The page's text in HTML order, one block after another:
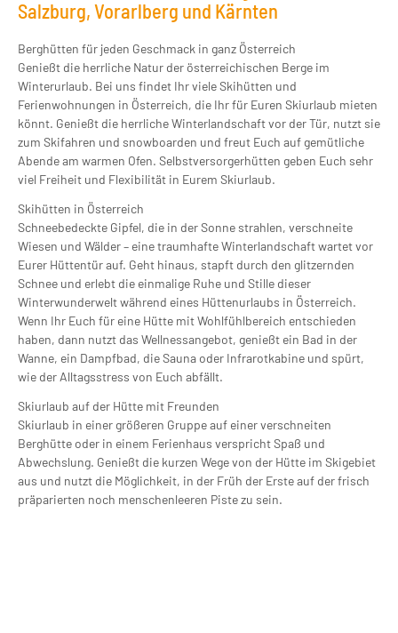
Salzburg, Vorarlberg und Kärnten
Berghütten für jeden Geschmack in ganz Österreich
Genießt die herrliche Natur der österreichischen Berge im
Winterurlaub. Bei uns findet Ihr viele Skihütten und
Ferienwohnungen in Österreich, die Ihr für Euren Skiurlaub mieten
könnt. Genießt die herrliche Winterlandschaft vor der Tür, nutzt sie
zum Skifahren und snowboarden und freut Euch auf gemütliche
Abende am warmen Ofen. Selbstversorgerhütten geben Euch sehr
viel Freiheit und Flexibilität in Eurem Skiurlaub.
Skihütten in Österreich
Schneebedeckte Gipfel, die in der Sonne strahlen, verschneite
Wiesen und Wälder – eine traumhafte Winterlandschaft wartet vor
Eurer Hüttentür auf. Geht hinaus, stapft durch den glitzernden
Schnee und erlebt die einmalige Ruhe und Stille dieser
Winterwunderwelt während eines Hüttenurlaubs in Österreich.
Wenn Ihr Euch für eine Hütte mit Wohlfühlbereich entschieden
haben, dann nutzt das Wellnessangebot, genießt ein Bad in der
Wanne, ein Dampfbad, die Sauna oder Infrarotkabine und spürt,
wie der Alltagsstress von Euch abfällt.
Skiurlaub auf der Hütte mit Freunden
Skiurlaub in einer größeren Gruppe auf einer verschneiten
Berghütte oder in einem Ferienhaus verspricht Spaß und
Abwechslung. Genießt die kurzen Wege von der Hütte im Skigebiet
aus und nutzt die Möglichkeit, in der Früh der Erste auf der frisch
präparierten noch menschenleeren Piste zu sein.